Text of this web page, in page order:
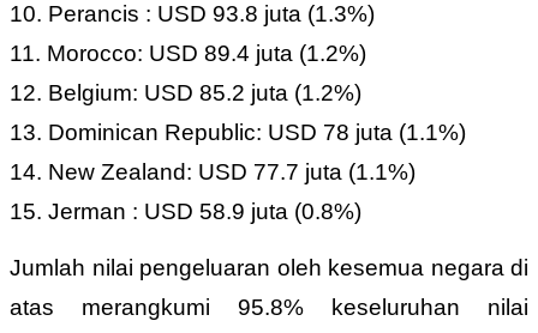
10. Perancis : USD 93.8 juta (1.3%)
11. Morocco: USD 89.4 juta (1.2%)
12. Belgium: USD 85.2 juta (1.2%)
13. Dominican Republic: USD 78 juta (1.1%)
14. New Zealand: USD 77.7 juta (1.1%)
15. Jerman : USD 58.9 juta (0.8%)
Jumlah nilai pengeluaran oleh kesemua negara di
atas merangkumi 95.8% keseluruhan nilai